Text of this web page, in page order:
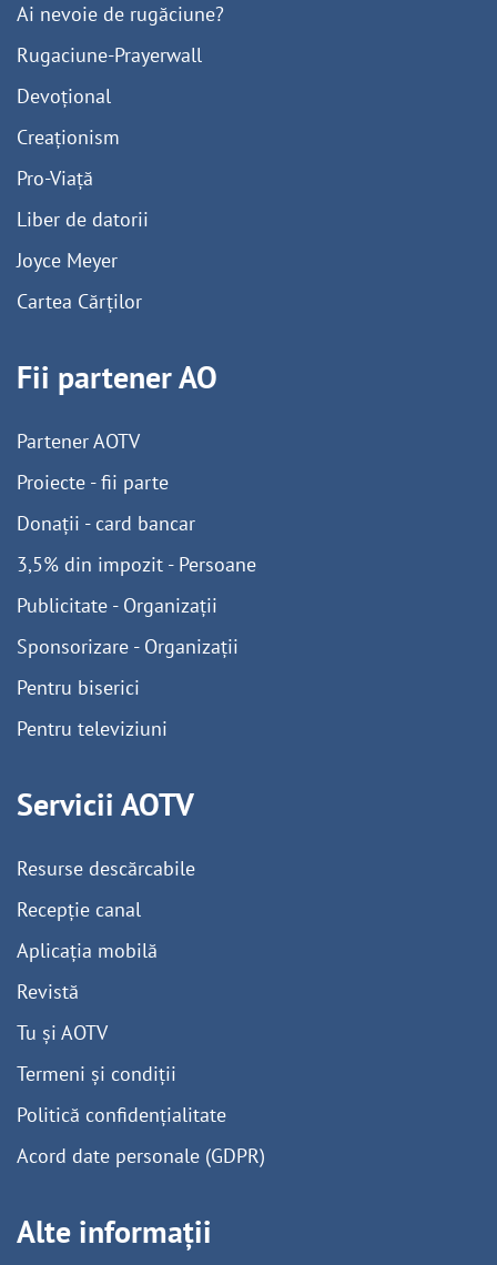
Ai nevoie de rugăciune?
Rugaciune-Prayerwall
Devoțional
Creaționism
Pro-Viață
Liber de datorii
Joyce Meyer
Cartea Cărților
Fii partener AO
Partener AOTV
Proiecte - fii parte
Donații - card bancar
3,5% din impozit - Persoane
Publicitate - Organizații
Sponsorizare - Organizații
Pentru biserici
Pentru televiziuni
Servicii AOTV
Resurse descărcabile
Recepție canal
Aplicația mobilă
Revistă
Tu și AOTV
Termeni și condiții
Politică confidențialitate
Acord date personale (GDPR)
Alte informații